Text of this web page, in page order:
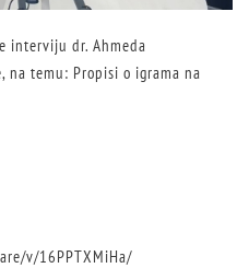
interviju dr. Ahmeda
na temu: Propisi o igrama na
v/16PPTXMiHa/